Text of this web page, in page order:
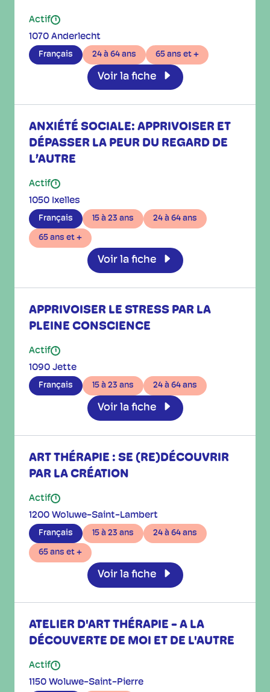
Actif i
1070 Anderlecht
Français 24 à 64 ans 65 ans et +
Voir la fiche
ANXIÉTÉ SOCIALE: APPRIVOISER ET
DÉPASSER LA PEUR DU REGARD DE
L’AUTRE
Actif i
1050 Ixelles
Français 15 à 23 ans 24 à 64 ans
65 ans et +
Voir la fiche
APPRIVOISER LE STRESS PAR LA
PLEINE CONSCIENCE
Actif i
1090 Jette
Français 15 à 23 ans 24 à 64 ans
Voir la fiche
ART THÉRAPIE : SE (RE)DÉCOUVRIR
PAR LA CRÉATION
Actif i
1200 Woluwe-Saint-Lambert
Français 15 à 23 ans 24 à 64 ans
65 ans et +
Voir la fiche
ATELIER D'ART THÉRAPIE - A LA
DÉCOUVERTE DE MOI ET DE L'AUTRE
Actif i
1150 Woluwe-Saint-Pierre